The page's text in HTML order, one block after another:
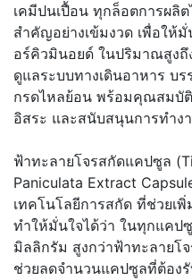
เคมีปนเปื้อน ทุกล็อตการผลิ
สำคัญอย่างเข้มงวด เพื่อให้
อร์คิวมินอยด์ ในปริมาณสูง
ดูแลระบบทางเดินอาหาร บร
กรดไหลย้อน พร้อมคุณสมบั
อิสระ และสนับสนุนการทำ
ฟ้าทะลายโจรสกัดแคปซูล
Paniculata Extract
เทคโนโลยีการสกัด ที่ช่วยเ
ทำให้มั่นใจได้ว่า ในทุกแคป
มิลลิกรัม สูงกว่าฟ้าทะลายโ
ช่วยลดจำนวนแคปซูลที่ต้องรั